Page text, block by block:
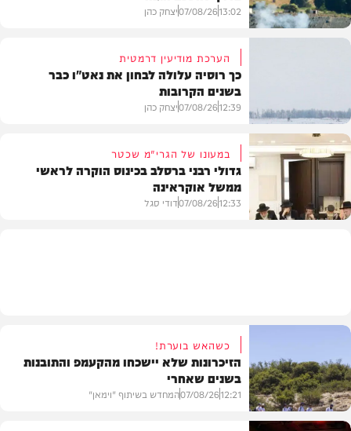
13:02
07/08/26יצחק כהן
הערכת מודיעין דרמטית
כך רוסיה עלולה לבחון את נאט"ו כבר
בשנים הקרובות
12:39
07/08/26יצחק כהן
במעונו של הגרי"מ שכטר
גדולי רבני ברסלב בכינוס הוקרה לראשי
ממשל אוקראינה
12:33
07/08/26דודי סגל
כשהאש בוערת!
הזיכרונות שלא יישכחו מהקעמפ והתובנות
בשנים שאחרי
12:21
07/08/26המחדש בשיתוף "וימאן"